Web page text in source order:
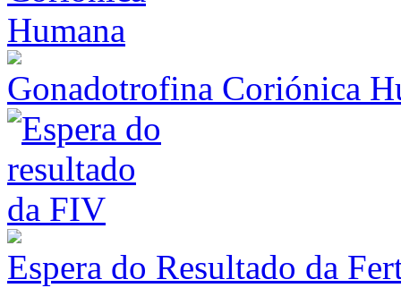
Gonadotrofina Coriónica
Espera do Resultado da